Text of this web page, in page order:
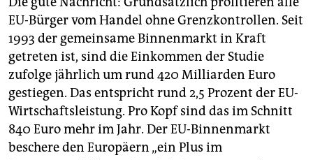
EU-Bürger vom Handel ohne Grenzkontrollen. Seit
1993 der gemeinsame Binnenmarkt in Kraft
getreten ist, sind die Einkommen der Studie
zufolge jährlich um rund 420 Milliarden Euro
gestiegen. Das entspricht rund 2,5 Prozent der EU-
Wirtschaftsleistung. Pro Kopf sind das im Schnitt
840 Euro mehr im Jahr. Der EU-Binnenmarkt
beschere den Europäern „ein Plus im